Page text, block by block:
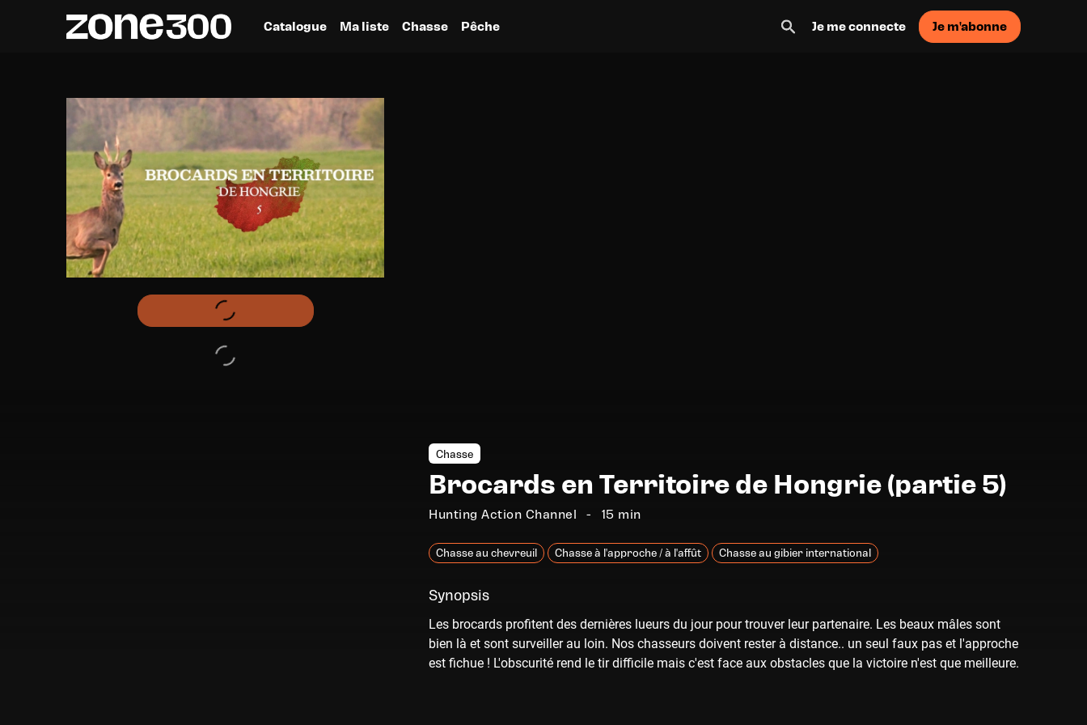
Catalogue Ma liste Chasse Pêche Je me connecte Je m'abonne
Chasse
Brocards en Territoire de Hongrie (partie 5)
Hunting Action Channel 15 min
Chasse au chevreuil Chasse à l'approche / à l'affût Chasse au gibier international
Synopsis
Les brocards profitent des dernières lueurs du jour pour trouver leur partenaire. Les beaux mâles sont
bien là et sont surveiller au loin. Nos chasseurs doivent rester à distance.. un seul faux pas et l'approche
est fichue ! L'obscurité rend le tir difficile mais c'est face aux obstacles que la victoire n'est que meilleure.